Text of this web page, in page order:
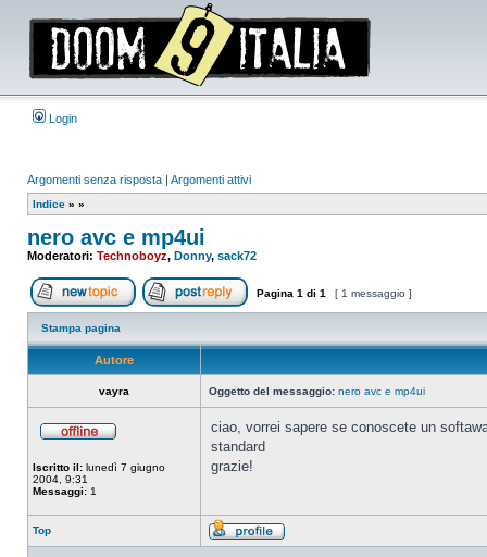
Login
Argomenti senza risposta | Argomenti attivi
Indice » »
nero avc e mp4ui
Moderatori: Technoboyz, Donny, sack72
Apri un nuovo argomentoRispondi all’argomento
Pagina 1 di 1 [ 1 messaggio ]
Stampa pagina
Autore
vayra Oggetto del messaggio: nero avc e mp4ui
Iscritto il: lunedì 7 giugno
2004, 9:31
Messaggi: 1
ciao, vorrei sapere se conoscete un
standard
grazie!
Top
Profilo